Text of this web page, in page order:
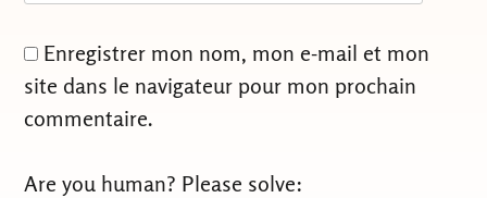
Enregistrer mon nom, mon e-mail et mon
site dans le navigateur pour mon prochain
commentaire.
Are you human? Please solve: